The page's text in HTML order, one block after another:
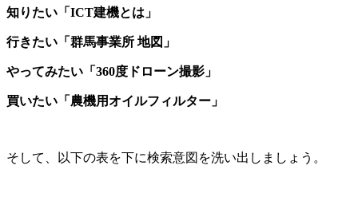
知りたい「ICT建機とは」
行きたい「群馬事業所 地図」
やってみたい「360度ドローン撮影」
買いたい「農機用オイルフィルター」
そして、以下の表を下に検索意図を洗い出しましょう。